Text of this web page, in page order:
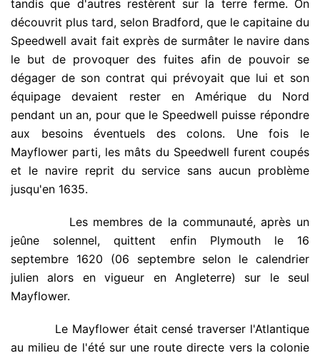
tandis que d'autres restèrent sur la terre ferme. On
découvrit plus tard, selon Bradford, que le capitaine du
Speedwell avait fait exprès de surmâter le navire dans
le but de provoquer des fuites afin de pouvoir se
dégager de son contrat qui prévoyait que lui et son
équipage devaient rester en Amérique du Nord
pendant un an, pour que le Speedwell puisse répondre
aux besoins éventuels des colons. Une fois le
Mayflower parti, les mâts du Speedwell furent coupés
et le navire reprit du service sans aucun problème
jusqu'en 1635.
Les membres de la communauté, après un
jeûne solennel, quittent enfin Plymouth le 16
septembre 1620 (06 septembre selon le calendrier
julien alors en vigueur en Angleterre) sur le seul
Mayflower.
Le Mayflower était censé traverser l'Atlantique
au milieu de l'été sur une route directe vers la colonie